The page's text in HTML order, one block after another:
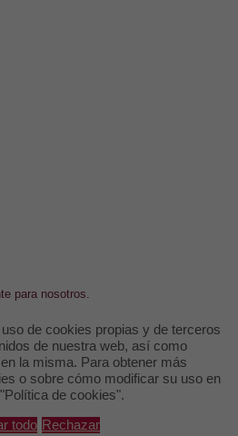
para nosotros.
de cookies propias y de terceros
de nuestra web, así como
la misma. Para obtener más
o sobre cómo modificar su uso en
de cookies".
todo Rechazar